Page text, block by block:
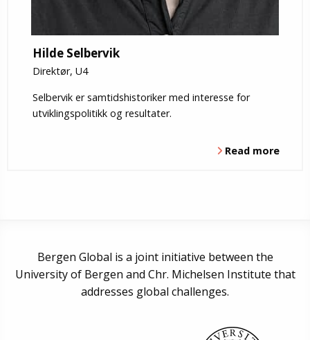
Hilde Selbervik
Direktør, U4
Selbervik er samtidshistoriker med interesse for
utviklingspolitikk og resultater.
Read more
Bergen Global is a joint initiative between the
University of Bergen and Chr. Michelsen Institute that
addresses global challenges.